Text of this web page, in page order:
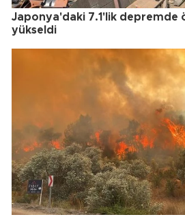
Japonya'daki 7.1'lik depremde
yükseldi